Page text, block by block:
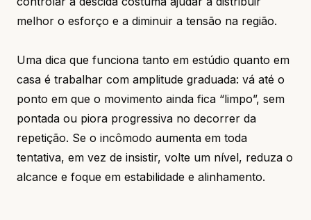
melhor o esforço e a diminuir a tensão na região.
Uma dica que funciona tanto em estúdio quanto em
casa é trabalhar com amplitude graduada: vá até o
ponto em que o movimento ainda fica “limpo”, sem
pontada ou piora progressiva no decorrer da
repetição. Se o incômodo aumenta em toda
tentativa, em vez de insistir, volte um nível, reduza o
alcance e foque em estabilidade e alinhamento.